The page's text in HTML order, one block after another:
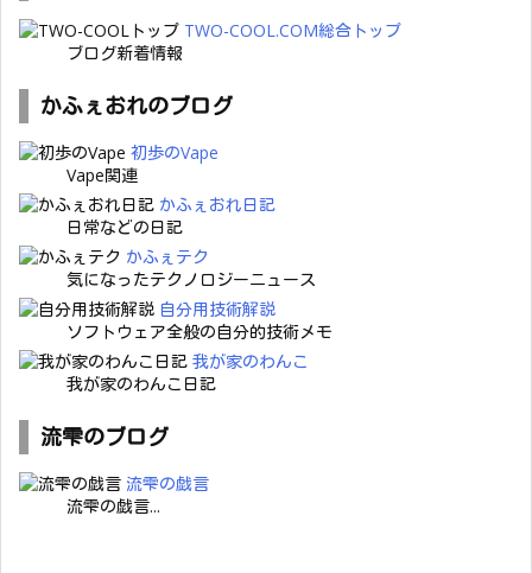
TWO-COOL.COM総合トップ
ブログ新着情報
かふぇおれのブログ
初歩のVape
Vape関連
かふぇおれ日記
日常などの日記
かふぇテク
気になったテクノロジーニュース
自分用技術解説
ソフトウェア全般の自分的技術メモ
我が家のわんこ
我が家のわんこ日記
流雫のブログ
流雫の戯言
流雫の戯言...